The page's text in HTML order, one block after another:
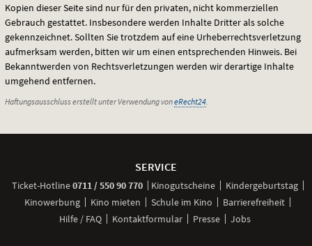
Kopien dieser Seite sind nur für den privaten, nicht kommerziellen
Gebrauch gestattet. Insbesondere werden Inhalte Dritter als solche
gekennzeichnet. Sollten Sie trotzdem auf eine Urheberrechtsverletzung
aufmerksam werden, bitten wir um einen entsprechenden Hinweis. Bei
Bekanntwerden von Rechtsverletzungen werden wir derartige Inhalte
umgehend entfernen.
Haftungsausschluss erstellt unter Verwendung voneRecht24
SERVICE
Ticket-Hotline0711 / 550 90 770anrufen
Kinogutscheine
Kindergeburtstag
Kinowerbung
Kino mieten Schule im Kino
Barrierefreiheit
Hilfe / FAQ
Kontaktformular Presse Jobs